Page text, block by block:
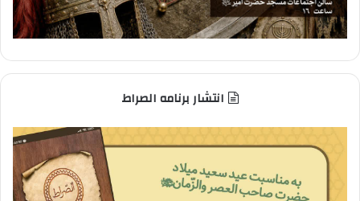
انتشار برنامه الصراط